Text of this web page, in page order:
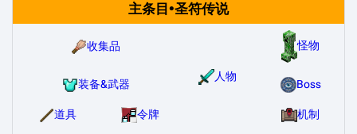
主条目•圣符传说
收集品
人物
怪物
装备&武器 Boss
道具 令牌 机制